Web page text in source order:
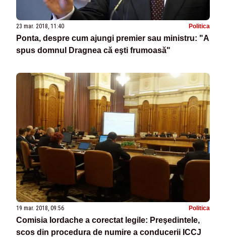
23 mar. 2018, 11:40 Politica
Ponta, despre cum ajungi premier sau ministru: "A
spus domnul Dragnea că eşti frumoasă"
19 mar. 2018, 09:56 Politica
Comisia Iordache a corectat legile: Preşedintele,
scos din procedura de numire a conducerii ICCJ